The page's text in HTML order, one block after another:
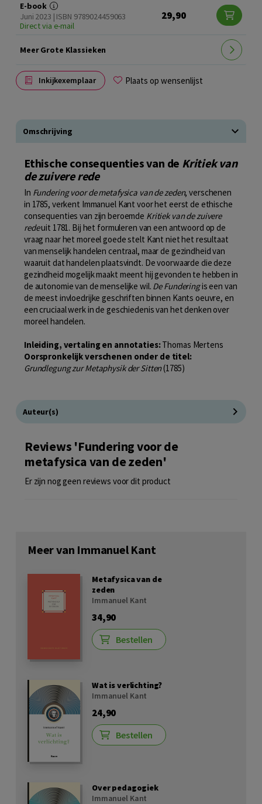
E-book
Juni 2023 | ISBN 9789024459063
Direct via e-mail
29,90
Meer Grote Klassieken
Inkijkexemplaar Plaats op wensenlijst
Omschrijving
Ethische consequenties van de Kritiek van
de zuivere rede
In Fundering voor de metafysica van de zeden, verschenen
in 1785, verkent Immanuel Kant voor het eerst de ethische
consequenties van zijn beroemde Kritiek van de zuivere
redeuit 1781. Bij het formuleren van een antwoord op de
vraag naar het moreel goede stelt Kant niet het resultaat
van menselijk handelen centraal, maar de gezindheid van
waaruit dat handelen plaatsvindt. De voorwaarde die deze
gezindheid mogelijk maakt meent hij gevonden te hebben in
de autonomie van de menselijke wil. De Funderingis een van
de meest invloedrijke geschriften binnen Kants oeuvre, en
een cruciaal werk in de geschiedenis van het denken over
moreel handelen.
Inleiding, vertaling en annotaties:Thomas Mertens
Oorspronkelijk verschenen onder de titel:
Grundlegung zur Metaphysik der Sitten(1785)
Auteur(s)
Reviews 'Fundering voor de
metafysica van de zeden'
Er zijn nog geen reviews voor dit product
Meer van Immanuel Kant
Metafysica van de
zeden
Immanuel Kant
34,90
Bestellen
Wat is verlichting?
Immanuel Kant
24,90
Bestellen
Over pedagogiek
Immanuel Kant